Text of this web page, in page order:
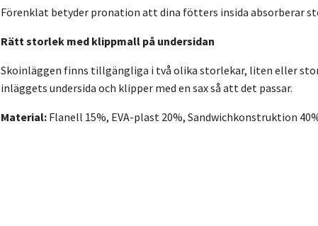
Förenklat betyder pronation att dina fötters insida absorberar
Rätt storlek med klippmall på undersidan
Skoinläggen finns tillgängliga i två olika storlekar, liten eller
inläggets undersida och klipper med en sax så att det passar.
Material: Flanell 15%, EVA-plast 20%, Sandwichkonstruktion